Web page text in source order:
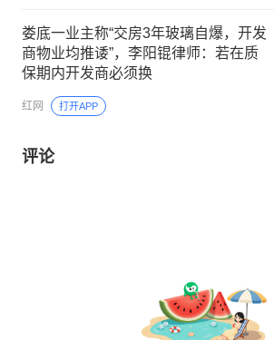
娄底一业主称“交房3年玻璃自爆，开发
商物业均推诿”，李阳锟律师：若在质
保期内开发商必须换
红网 打开APP
评论